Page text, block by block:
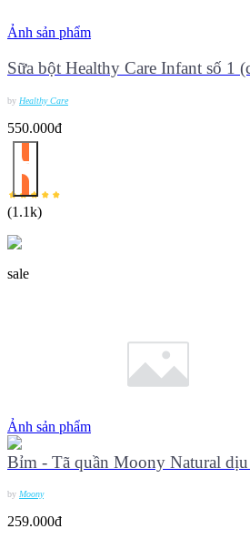
Ảnh sản phẩm
Sữa bột Healthy Care Infant số 1
by Healthy Care
550.000đ
(1.1k)
sale
Ảnh sản phẩm
Bỉm - Tã quần Moony Natural
by Moony
259.000đ